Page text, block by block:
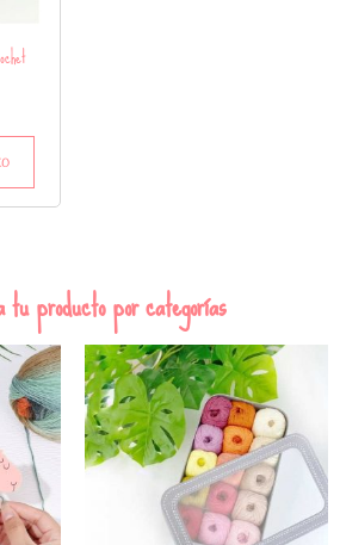
producto por categorías